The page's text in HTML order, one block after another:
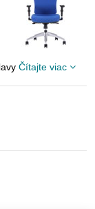
Čítajte viac